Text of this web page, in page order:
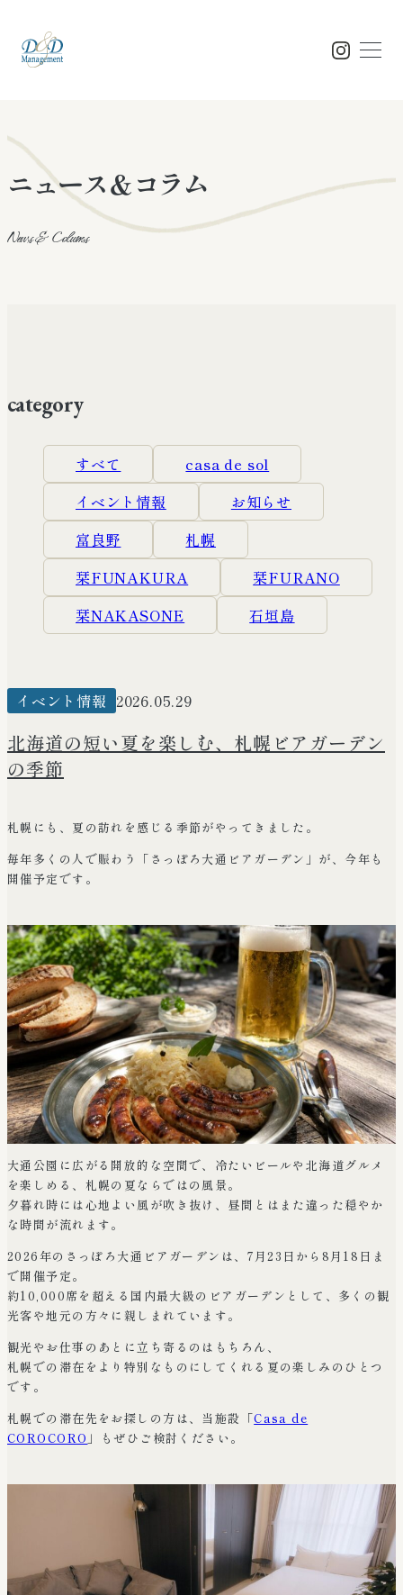
Top トップ
Workation
Facility & reserve 施設紹介・ご予約
News & Columsニュース・コラム
Company
ニュース＆コラム
News & Colums
category
すべて
casa de sol
イベント情報
お知らせ
富良野
札幌
栞FUNAKURA
栞FURANO
栞NAKASONE
石垣島
イベント情報 2026.05.29
北海道の短い夏を楽しむ、札幌ビアガーデン
の季節
札幌にも、夏の訪れを感じる季節がやってきました。
毎年多くの人で賑わう「さっぽろ大通ビアガーデン」が、今年も
開催予定です。
大通公園に広がる開放的な空間で、冷たいビールや北海道グルメ
を楽しめる、札幌の夏ならではの風景。
夕暮れ時には心地よい風が吹き抜け、昼間とはまた違った穏やか
な時間が流れます。
2026年のさっぽろ大通ビアガーデンは、7月23日から8月18日ま
で開催予定。
約10,000席を超える国内最大級のビアガーデンとして、多くの観
光客や地元の方々に親しまれています。
観光やお仕事のあとに立ち寄るのはもちろん、
札幌での滞在をより特別なものにしてくれる夏の楽しみのひとつ
です。
札幌での滞在先をお探しの方は、当施設「Casa de
COROCORO 」もぜひご検討ください。